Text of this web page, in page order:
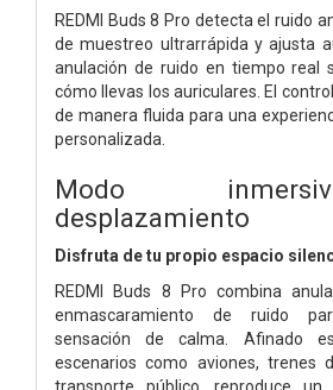
REDMI Buds 8 Pro detecta el ruido
de muestreo ultrarrápida y ajusta
anulación de ruido en tiempo real
cómo llevas los auriculares. El
de manera fluida para una
personalizada.
Modo
desplazamiento
Disfruta de tu propio espacio
REDMI Buds 8 Pro combina
enmascaramiento de ruido
sensación de calma. Afinado
escenarios como aviones, trenes
transporte público, reproduce un